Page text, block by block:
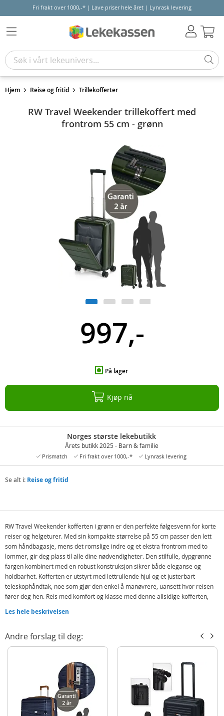
Fri frakt over 1000,-* | Lave priser hele året | Lynrask levering
Hjem Reise og fritid Trillekofferter
RW Travel Weekender trillekoffert med
frontrom 55 cm - grønn
997,-
På lager
Kjøp nå
Norges største lekebutikk
Årets butikk 2025 - Barn & familie
Prismatch Fri frakt over 1000,-* Lynrask levering
Se alt i: Reise og fritid
RW Travel Weekender kofferten i grønn er den perfekte følgesvenn for korte
reiser og helgeturer. Med sin kompakte størrelse på 55 cm passer den lett
som håndbagasje, mens det romslige indre og et ekstra frontrom med to
lommer, gir deg plass til alle dine nødvendigheter. Den stilfulle, dypgrønne
fargen kombinert med en robust konstruksjon sikrer både eleganse og
holdbarhet. Kofferten er utstyrt med lettrullende hjul og et justerbart
teleskophåndtak, noe som gjør den enkel å manøvrere, uansett hvor reisen
fører deg hen. Reis med komfort og klasse med denne allsidige kofferten,
Håndbagasje: Ja
Lås: innebygd TSA-lås
Top- og sidehåndtak
Rullehåndtak: dobbeltrør
4 x dobbelthjul
Les hele beskrivelsen
Andre forslag til deg: